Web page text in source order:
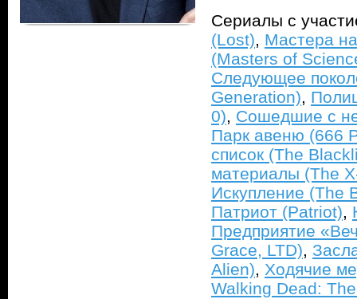
Сериалы с
(Lost), Мастера
(Masters of
Следующее
Generation),
0), Сошедшие с
Парк авеню (666
список (The
материалы (The
Искупление (The
Патриот (Patriot),
Предприятие
Grace, LTD),
Alien), Ходячие
Walking Dead: